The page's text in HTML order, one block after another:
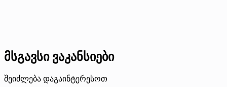
მსგავსი ვაკანსიები
შეიძლება დაგაინტერესოთ